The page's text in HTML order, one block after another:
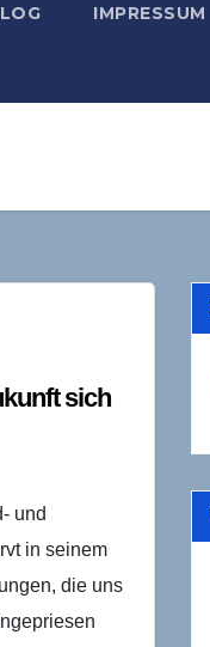
IMPRESSUM
sich
und
in seinem
die uns